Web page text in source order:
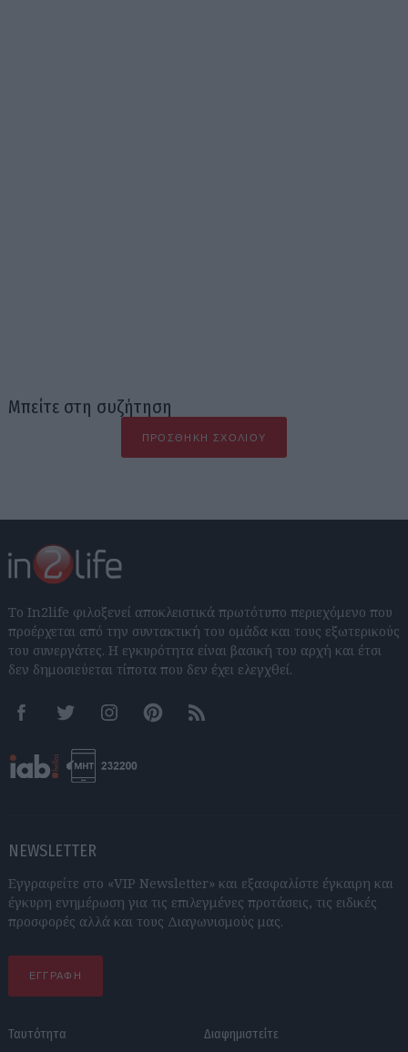
Μπείτε στη συζήτηση
ΠΡΟΣΘΉΚΗ ΣΧΟΛΊΟΥ
Το In2life φιλοξενεί αποκλειστικά πρωτότυπο περιεχόμενο που
προέρχεται από την συντακτική του ομάδα και τους εξωτερικούς
του συνεργάτες. Η εγκυρότητα είναι βασική του αρχή και έτσι
δεν δημοσιεύεται τίποτα που δεν έχει ελεγχθεί.
FacebookTwitter InstagramPinterestRSS feeds
NEWSLETTER
Εγγραφείτε στο «VIP Newsletter» και εξασφαλίστε έγκαιρη και
έγκυρη ενημέρωση για τις επιλεγμένες προτάσεις, τις ειδικές
προσφορές αλλά και τους Διαγωνισμούς μας.
ΕΓΓΡΑΦΗ
Ταυτότητα Διαφημιστείτε